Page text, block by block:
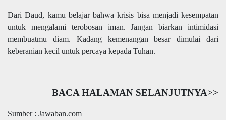
Dari Daud, kamu belajar bahwa krisis bisa menjadi kesempatan
untuk mengalami terobosan iman. Jangan biarkan intimidasi
membuatmu diam. Kadang kemenangan besar dimulai dari
keberanian kecil untuk percaya kepada Tuhan.
BACA HALAMAN SELANJUTNYA>>
Sumber : Jawaban.com